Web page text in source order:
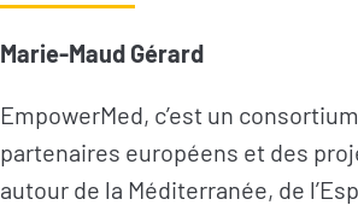
Marie-Maud Gérard
EmpowerMed, c’est un
partenaires européens et des
autour de la Méditerranée, de